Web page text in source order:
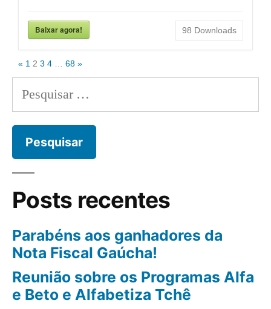
Baixar agora! 98 Downloads
« 1 2 3 4 68 »
Posts recentes
Parabéns aos ganhadores da
Nota Fiscal Gaúcha!
Reunião sobre os Programas Alfa
e Beto e Alfabetiza Tchê